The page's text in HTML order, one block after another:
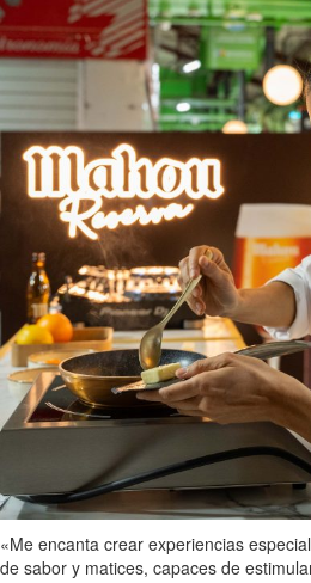
«Me encanta crear experiencias
de sabor y matices, capaces de